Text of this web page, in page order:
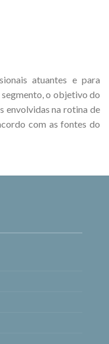
atuantes e para
segmento, o objetivo do
envolvidas na rotina de
com as fontes do